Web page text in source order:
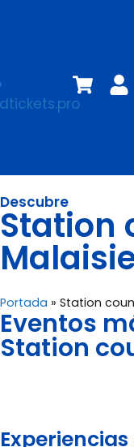
Descubre
Station
Portada » Station
Eventos
Station